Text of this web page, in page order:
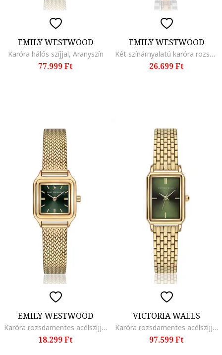
EMILY WESTWOOD
Karóra hálós szíjjal, Aranyszín
77.999 Ft
EMILY WESTWOOD
Két színárnyalatú karóra rozsdamentes acélszíjjal, Ezüstszín/Rózsaarany
26.699 Ft
EMILY WESTWOOD
Karóra rozsdamentes acélszíjjal, Aranyszín
18.299 Ft
VICTORIA WALLS
Karóra rozsdamentes acélszíjjal, Antik Aranyszín
97.599 Ft